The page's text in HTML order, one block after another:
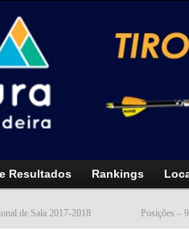
Resultados Rankings
de Sala 2017-2018 Posições –